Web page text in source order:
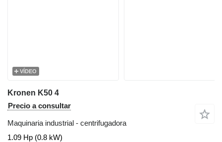
VÍDEO
Kronen K50 4
Precio a consultar
Maquinaria industrial - centrifugadora
1.09 Hp (0.8 kW)